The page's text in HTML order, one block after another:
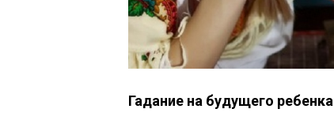
Гадание на будущего ребенка